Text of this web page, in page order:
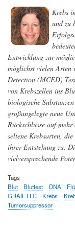
Krebs
und zu
Entwicklung zur
möglichst vielen Arten
Detection (MCED)
von Krebszellen ins
biologische
großangelegte neue
Rückschlüsse auf
seltene Krebsarten,
ihrer Entstehung zu.
vielversprechende
Tags
Blut
Bluttest DNA
GRAIL LLC
Krebs
Tumorsuppressor